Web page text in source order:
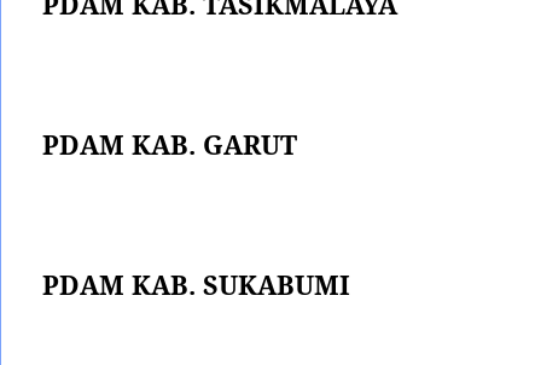
PDAM KAB. GARUT
PDAM KAB. SUKABUMI